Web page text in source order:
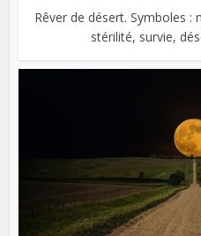
Rêver de désert. Symboles
stérilité, survie,